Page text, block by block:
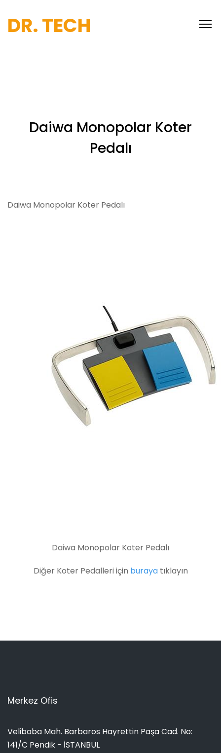
DR. TECH
Daiwa Monopolar Koter
Pedalı
Daiwa Monopolar Koter Pedalı
Daiwa Monopolar Koter Pedalı
Diğer Koter Pedalleri için buraya tıklayın
Merkez Ofis
Velibaba Mah. Barbaros Hayrettin Paşa Cad. No:
141/C Pendik - İSTANBUL